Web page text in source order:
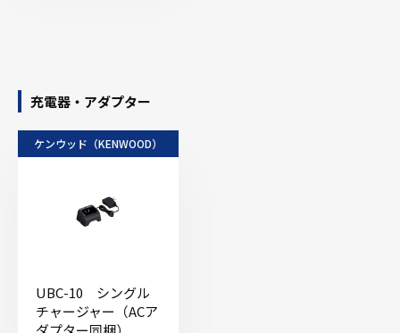
充電器・アダプター
ケンウッド（KENWOOD）
UBC-10 シングル
チャージャー（ACア